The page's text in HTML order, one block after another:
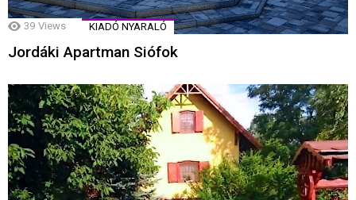
39 Views KIADÓ NYARALÓ
Jordáki Apartman Siófok